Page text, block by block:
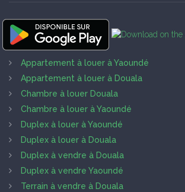
Appartement à louer à Yaoundé
Appartement à louer à Douala
Chambre à louer Douala
Chambre à louer à Yaoundé
Duplex à louer à Yaoundé
Duplex à louer à Douala
Duplex à vendre à Douala
Duplex à vendre Yaoundé
Terrain à vendre à Douala